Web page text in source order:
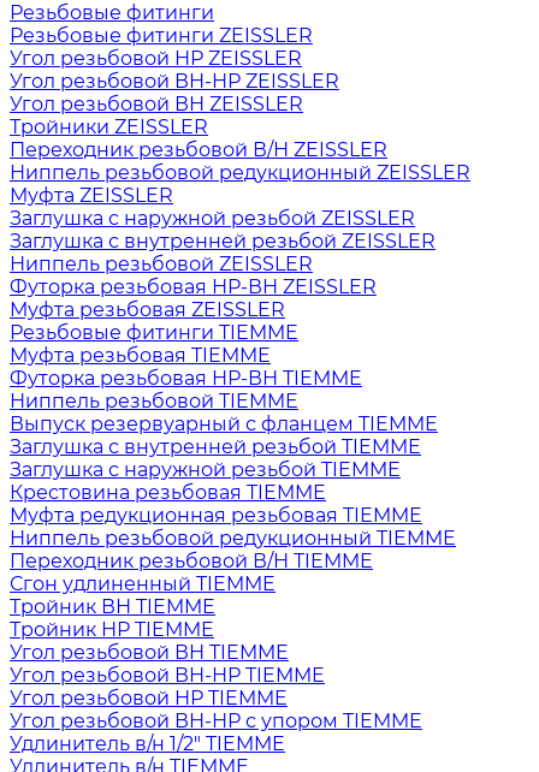
Резьбовые фитинги
Резьбовые фитинги ZEISSLER
Угол резьбовой НР ZEISSLER
Угол резьбовой ВН-НР ZEISSLER
Угол резьбовой ВН ZEISSLER
Тройники ZEISSLER
Переходник резьбовой В/Н ZEISSLER
Ниппель резьбовой редукционный ZEISSLER
Муфта ZEISSLER
Заглушка с наружной резьбой ZEISSLER
Заглушка с внутренней резьбой ZEISSLER
Ниппель резьбовой ZEISSLER
Футорка резьбовая НР-ВН ZEISSLER
Муфта резьбовая ZEISSLER
Резьбовые фитинги TIEMME
Муфта резьбовая TIEMME
Футорка резьбовая НР-ВН TIEMME
Ниппель резьбовой TIEMME
Выпуск резервуарный с фланцем TIEMME
Заглушка с внутренней резьбой TIEMME
Заглушка с наружной резьбой TIEMME
Крестовина резьбовая TIEMME
Муфта редукционная резьбовая TIEMME
Ниппель резьбовой редукционный TIEMME
Переходник резьбовой В/Н TIEMME
Сгон удлиненный TIEMME
Тройник ВН TIEMME
Тройник НР TIEMME
Угол резьбовой ВН TIEMME
Угол резьбовой ВН-НР TIEMME
Угол резьбовой НР TIEMME
Угол резьбовой ВН-НР с упором TIEMME
Удлинитель в/н 1/2" TIEMME
Удлинитель в/н TIEMME